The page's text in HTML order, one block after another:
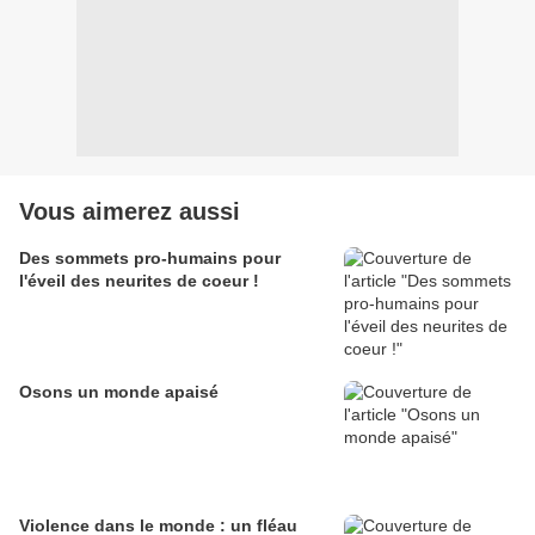
Vous aimerez aussi
Des sommets pro-humains pour
l'éveil des neurites de coeur !
Osons un monde apaisé
Violence dans le monde : un fléau